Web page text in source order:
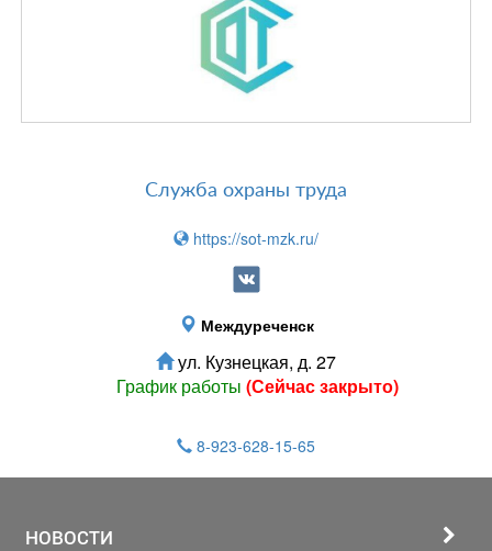
Служба охраны труда
https://sot-mzk.ru/
Междуреченск
ул. Кузнецкая, д. 27
График работы (Сейчас закрыто)
8-923-628-15-65
НОВОСТИ